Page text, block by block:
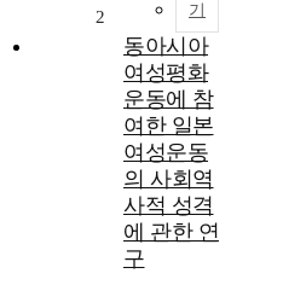
기
2
동아시아
여성평화
운동에 참
여한 일본
여성운동
의 사회역
사적 성격
에 관한 연
구